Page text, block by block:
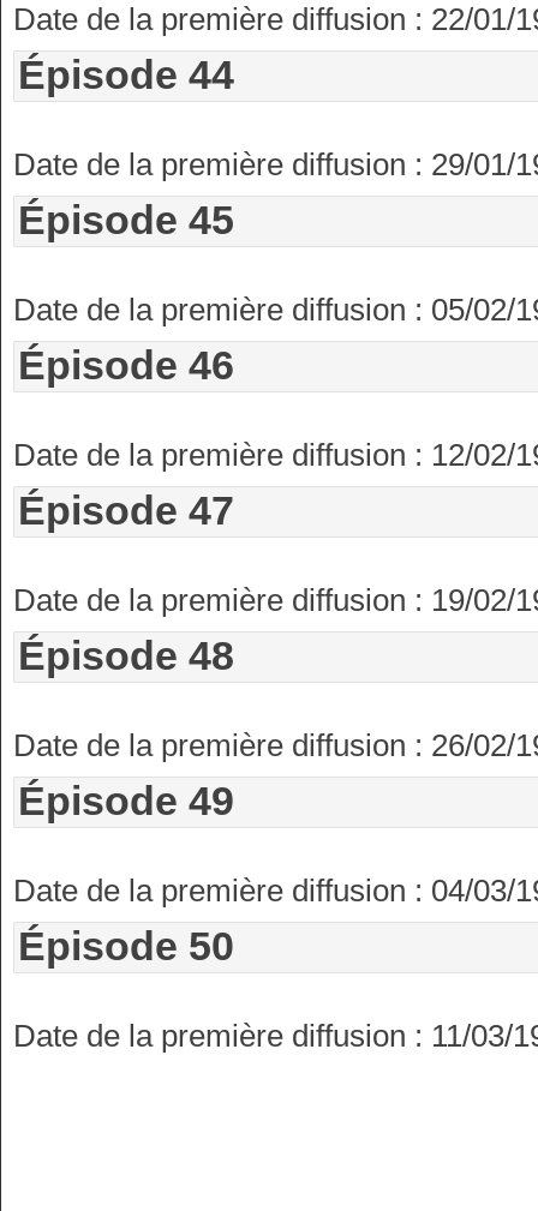
Date de la première diffusion : 22/01/
Épisode 44
Date de la première diffusion : 29/01/
Épisode 45
Date de la première diffusion : 05/02/
Épisode 46
Date de la première diffusion : 12/02/
Épisode 47
Date de la première diffusion : 19/02/
Épisode 48
Date de la première diffusion : 26/02/
Épisode 49
Date de la première diffusion : 04/03/
Épisode 50
Date de la première diffusion : 11/03/